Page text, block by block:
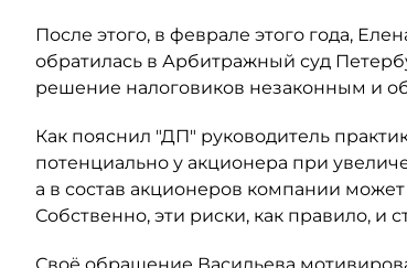
После этого, в феврале этого года,
обратилась в Арбитражный суд
решение налоговиков незаконным и
Как пояснил "ДП" руководитель
потенциально у акционера при
а в состав акционеров компании
Собственно, эти риски, как правило, и